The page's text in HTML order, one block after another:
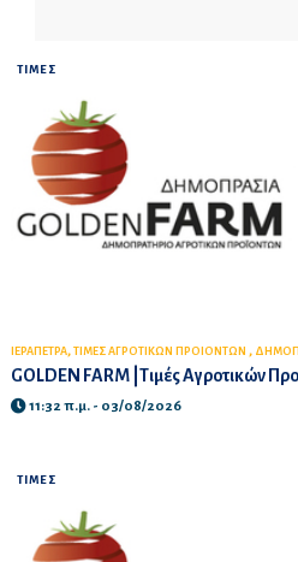
ΤΙΜΕΣ
ΙΕΡΑΠΕΤΡΑ, ΤΙΜΕΣ ΑΓΡΟΤΙΚΩΝ ΠΡΟΙΟΝΤΩΝ ,
GOLDEN FARM |Τιμές Αγροτικών
11:32 π.μ. - 03/08/2026
ΤΙΜΕΣ